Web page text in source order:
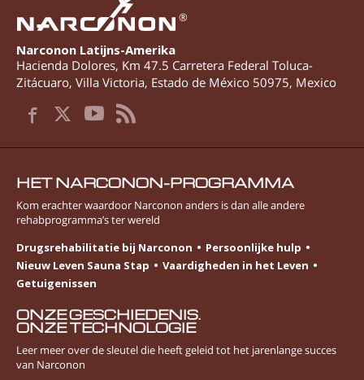
®
Narconon Latijns-Amerika
Hacienda Dolores, Km 47.5 Carretera Federal Toluca-
Zitácuaro, Villa Victoria, Estado de México 50975, Mexico
HET NARCONON-PROGRAMMA
Kom erachter waardoor Narconon anders is dan alle andere
rehabprogramma’s ter wereld
Drugsrehabilitatie bij Narconon
Persoonlijke hulp
Nieuw Leven Sauna Stap
Vaardigheden in het Leven
Getuigenissen
ONZE GESCHIEDENIS.
ONZE TECHNOLOGIE
Leer meer over de sleutel die heeft geleid tot het jarenlange succes
van Narconon